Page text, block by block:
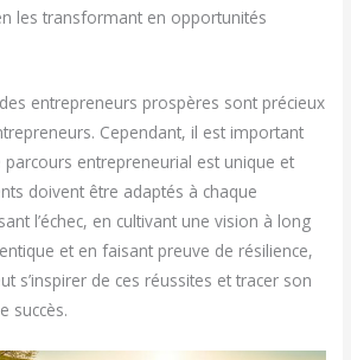
les transformant en opportunités
entrepreneurs prospères sont précieux
Cependant, il est important
entrepreneurial est unique et
doivent être adaptés à chaque
l’échec, en cultivant une vision à long
et en faisant preuve de résilience,
s’inspirer de ces réussites et tracer son
succès.